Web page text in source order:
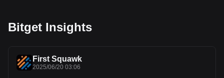
Bitget Insights
First Squawk
2025/06/20 03:06